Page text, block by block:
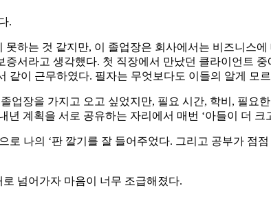
.
못하는 것 같지만, 이 졸업장은 회사에서는 비즈니스
증서라고 생각했다. 첫 직장에서 만났던 클라이언트
같이 근무하였다. 필자는 무엇보다도 이들의 알게 모
업장을 가지고 오고 싶었지만, 필요 시간, 학비, 필요
년 계획을 서로 공유하는 자리에서 매번 ‘아들이 더
로 나의 ‘판 깔기를 잘 들어주었다. 그리고 공부가
넘어가자 마음이 너무 조급해졌다.